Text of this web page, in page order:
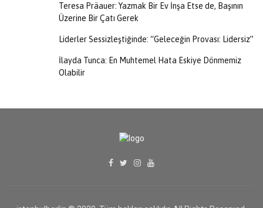
Teresa Präauer: Yazmak Bir Ev İnşa Etse de, Başının
Üzerine Bir Çatı Gerek
Liderler Sessizleştiğinde: “Geleceğin Provası: Lidersiz”
İlayda Tunca: En Muhtemel Hata Eskiye Dönmemiz
Olabilir